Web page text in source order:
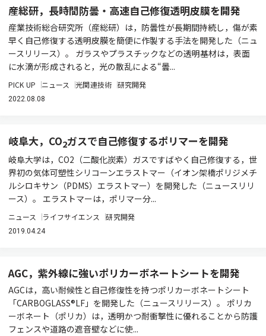
産総研，長時間防曇・高速自己修復透明皮膜を開発
産業技術総合研究所（産総研）は，防曇性が長期間持続し，傷が素
早く自己修復する透明皮膜を簡便に作製する手法を開発した（ニュ
ースリリース）。 ガラスやプラスチックなどの透明基材は，表面
に水滴が形成されると，光の散乱による“曇...
PICK UP ニュース 光関連技術 研究開発
2022.08.08
岐阜大，CO2ガスで自己修復するポリマーを開発
岐阜大学は，CO2（二酸化炭素）ガスですばやく自己修復する，世
界初の気体可塑性シリコーンエラストマー（イオン架橋ポリジメチ
ルシロキサン（PDMS）エラストマー）を開発した（ニュースリリ
ース）。 エラストマーは，ポリマー分...
ニュース ライフサイエンス 研究開発
2019.04.24
AGC，紫外線に強いポリカーボネートシートを開発
AGCは，高い耐候性と自己修復性を持つポリカーボネートシート
「CARBOGLASS®LF」を開発した（ニュースリリース）。 ポリカ
ーボネート（ポリカ）は，透明かつ耐衝撃性に優れることから防護
フェンスや道路の遮音壁などに使...